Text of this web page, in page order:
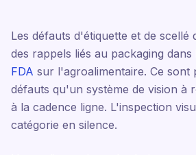
Les défauts d'étiquette et de scellé
des rappels liés au packaging dans
FDA sur l'agroalimentaire. Ce sont
défauts qu'un système de vision à
à la cadence ligne. L'inspection
catégorie en silence.